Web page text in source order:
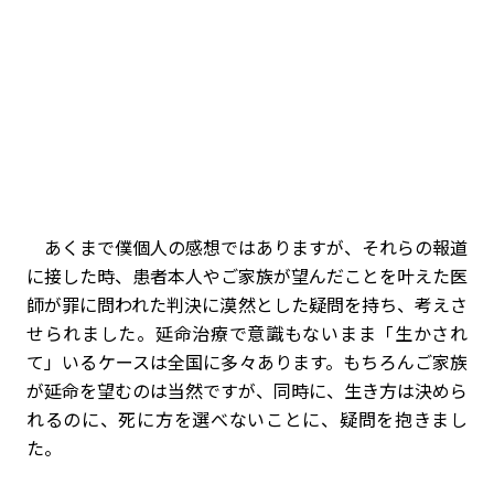
あくまで僕個人の感想ではありますが、それらの報道
に接した時、患者本人やご家族が望んだことを叶えた医
師が罪に問われた判決に漠然とした疑問を持ち、考えさ
せられました。延命治療で意識もないまま「生かされ
て」いるケースは全国に多々あります。もちろんご家族
が延命を望むのは当然ですが、同時に、生き方は決めら
れるのに、死に方を選べないことに、疑問を抱きまし
た。